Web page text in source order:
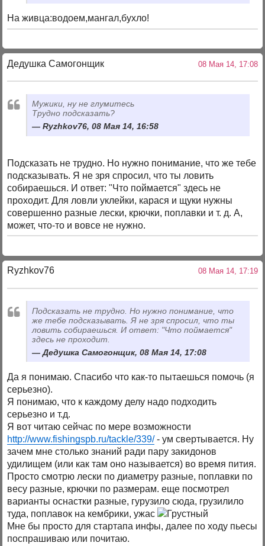
На живца:водоем,мангал,бухло!
Дедушка Самогонщик 08 Мая 14, 17:08
Мужики, ну не глумитесь
Трудно подсказать?
Ryzhkov76, 08 Мая 14, 16:58
Подсказать не трудно. Но нужно понимание, что же тебе
подсказывать. Я не зря спросил, что ты ловить
собираешься. И ответ: "Что поймается" здесь не
проходит. Для ловли уклейки, карася и щуки нужны
совершенно разные лески, крючки, поплавки и т. д. А,
может, что-то и вовсе не нужно.
Ryzhkov76 08 Мая 14, 17:19
Подсказать не трудно. Но нужно понимание, что
же тебе подсказывать. Я не зря спросил, что ты
ловить собираешься. И ответ: "Что поймается"
здесь не проходит.
Дедушка Самогонщик, 08 Мая 14, 17:08
Да я понимаю. Спасибо что как-то пытаешься помочь (я
серьезно).
Я понимаю, что к каждому делу надо подходить
серьезно и т.д.
Я вот читаю сейчас по мере возможности
http://www.fishingspb.ru/tackle/339/- ум свертывается. Ну
зачем мне столько знаний ради пару закидонов
удилищем (или как там оно называется) во время пития.
Просто смотрю лески по диаметру разные, поплавки по
весу разные, крючки по размерам. еще посмотрел
варианты оснастки разные, гурузило сюда, грузилило
туда, поплавок на кембрики, ужас
Мне бы просто для стартапа инфы, далее по ходу пьесы
поспрашиваю или почитаю.